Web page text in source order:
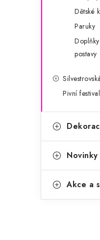
Dětské
Paruky
postavy
Pivní
Akce a